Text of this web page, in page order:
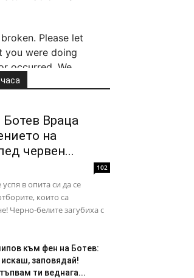
Враца
на
червен...
102
в опита си да се
които са
Черно-белите загубиха с
към фен на Ботев:
заповядай!
ти веднага...